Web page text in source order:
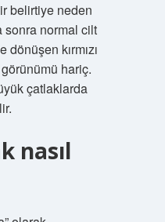
belirtiye neden
sonra normal cilt
kırmızı
hariç.
çatlaklarda
nasıl